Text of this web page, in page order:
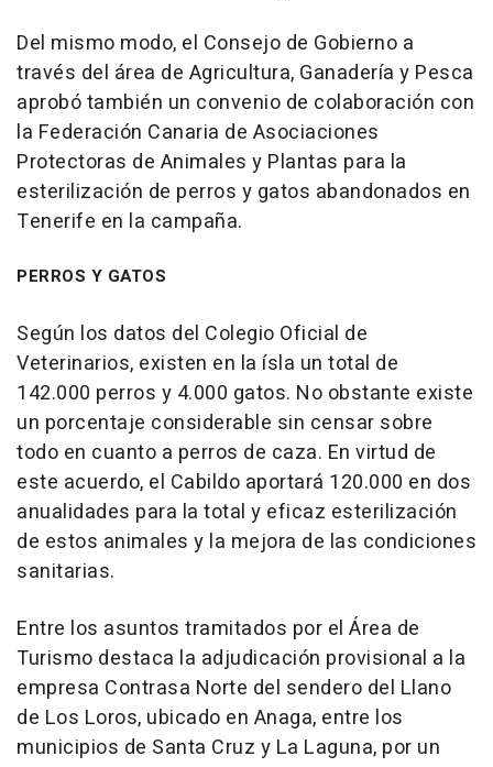
Del mismo modo, el Consejo de Gobierno a
través del área de Agricultura, Ganadería y Pesca
aprobó también un convenio de colaboración con
la Federación Canaria de Asociaciones
Protectoras de Animales y Plantas para la
esterilización de perros y gatos abandonados en
Tenerife en la campaña.
PERROS Y GATOS
Según los datos del Colegio Oficial de
Veterinarios, existen en la ísla un total de
142.000 perros y 4.000 gatos. No obstante existe
un porcentaje considerable sin censar sobre
todo en cuanto a perros de caza. En virtud de
este acuerdo, el Cabildo aportará 120.000 en dos
anualidades para la total y eficaz esterilización
de estos animales y la mejora de las condiciones
sanitarias.
Entre los asuntos tramitados por el Área de
Turismo destaca la adjudicación provisional a la
empresa Contrasa Norte del sendero del Llano
de Los Loros, ubicado en Anaga, entre los
municipios de Santa Cruz y La Laguna, por un